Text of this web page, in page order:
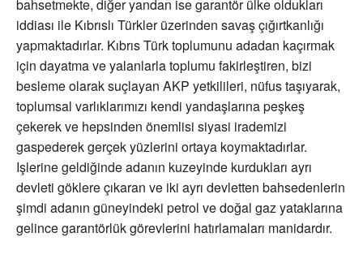
bahsetmekte, diğer yandan ise garantör ülke oldukları
iddiası ile Kıbrıslı Türkler üzerinden savaş çığırtkanlığı
yapmaktadırlar. Kıbrıs Türk toplumunu adadan kaçırmak
için dayatma ve yalanlarla toplumu fakirleştiren, bizi
besleme olarak suçlayan AKP yetkilileri, nüfus taşıyarak,
toplumsal varlıklarımızı kendi yandaşlarına peşkeş
çekerek ve hepsinden önemlisi siyasi irademizi
gaspederek gerçek yüzlerini ortaya koymaktadırlar.
Işlerine geldiğinde adanın kuzeyinde kurdukları ayrı
devleti göklere çıkaran ve iki ayrı devletten bahsedenlerin
şimdi adanın güneyindeki petrol ve doğal gaz yataklarına
gelince garantörlük görevlerini hatırlamaları manidardır.